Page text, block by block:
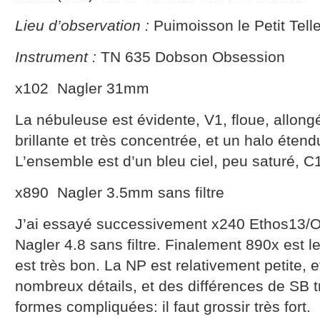
Lieu d’observation : Puimoisson le Petit
Instrument : TN 635 Dobson Obsession
x102 Nagler 31mm
La nébuleuse est évidente, V1, floue,
brillante et très concentrée, et un halo
L’ensemble est d’un bleu ciel, peu saturé,
x890 Nagler 3.5mm sans filtre
J’ai essayé successivement x240 Ethos13/
Nagler 4.8 sans filtre. Finalement 890x est
est très bon. La NP est relativement petite,
nombreux détails, et des différences de SB
formes compliquées: il faut grossir très fort.